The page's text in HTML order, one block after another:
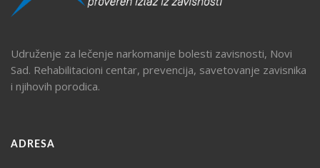
Udruženje za lečenje narkomanije bolesti zavisnosti, Novi
Sad. Rehabilitacioni centar, prevencija, savetovanje zavisnika
i njihovih porodica.
ADRESA